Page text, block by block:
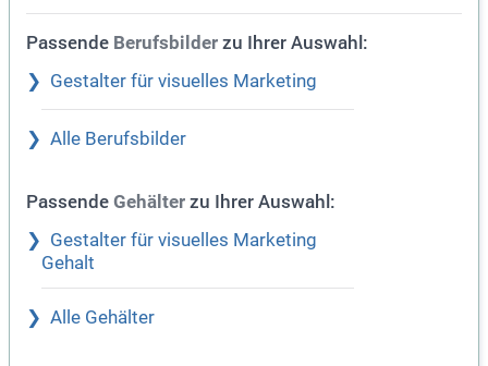
Passende Berufsbilder zu Ihrer Auswahl:
Gestalter für visuelles Marketing
Alle Berufsbilder
Passende Gehälter zu Ihrer Auswahl:
Gestalter für visuelles Marketing
Gehalt
Alle Gehälter